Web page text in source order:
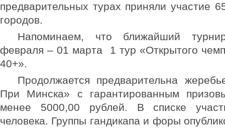
предварительных турах приняли участие
городов.
Напоминаем, что ближайший
февраля – 01 марта 1 тур «Открытого
40+».
Продолжается предварительна
При Минска» с гарантированным
менее 5000,00 рублей. В списке
человека. Группы гандикапа и форы